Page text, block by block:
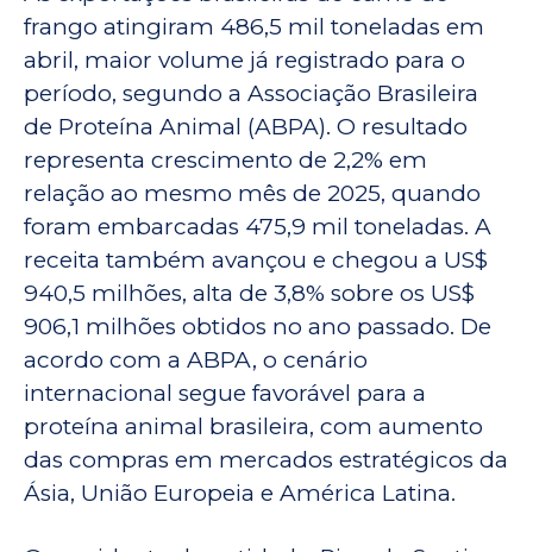
frango atingiram 486,5 mil toneladas em
abril, maior volume já registrado para o
período, segundo a Associação Brasileira
de Proteína Animal (ABPA). O resultado
representa crescimento de 2,2% em
relação ao mesmo mês de 2025, quando
foram embarcadas 475,9 mil toneladas. A
receita também avançou e chegou a US$
940,5 milhões, alta de 3,8% sobre os US$
906,1 milhões obtidos no ano passado. De
acordo com a ABPA, o cenário
internacional segue favorável para a
proteína animal brasileira, com aumento
das compras em mercados estratégicos da
Ásia, União Europeia e América Latina.